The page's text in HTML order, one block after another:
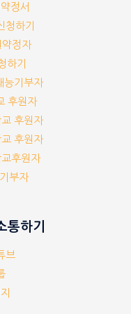
정서
하기
정자
하기
능기부자
후원자
후원자
후원자
후원자
부자
통하기
브